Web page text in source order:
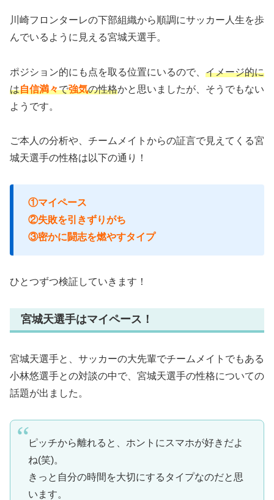
川崎フロンターレの下部組織から順調にサッカー人生を歩
んでいるように見える宮城天選手。
ポジション的にも点を取る位置にいるので、 イメージ的に
は自信満々で強気の性格かと思いましたが、そうでもない
ようです。
ご本人の分析や、チームメイトからの証言で見えてくる宮
城天選手の性格は以下の通り！
①マイペース
②失敗を引きずりがち
③密かに闘志を燃やすタイプ
ひとつずつ検証していきます！
宮城天選手はマイペース！
宮城天選手と、サッカーの大先輩でチームメイトでもある
小林悠選手との対談の中で、宮城天選手の性格についての
話題が出ました。
ピッチから離れると、ホントにスマホが好きだよ
ね(笑)。
きっと自分の時間を大切にするタイプなのだと思
います。